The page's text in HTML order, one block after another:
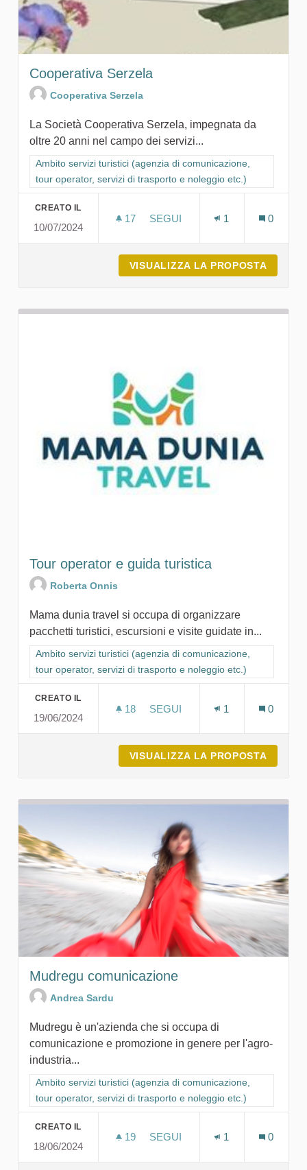
Cooperativa Serzela
Cooperativa Serzela
La Società Cooperativa Serzela, impegnata da
oltre 20 anni nel campo dei servizi...
Filtra i risultati per categoria: Ambito servizi turistici (agenzia
Ambito servizi turistici (agenzia di comunicazione,
tour operator, servizi di trasporto e noleggio etc.)
CREATO IL
10/07/2024
17 17 SOSTENITORI
SEGUI
1 0
VISUALIZZA LA PROPOSTA
Tour operator e guida turistica
Roberta Onnis
Mama dunia travel si occupa di organizzare
pacchetti turistici, escursioni e visite guidate in...
Filtra i risultati per categoria: Ambito servizi turistici (agenzia
Ambito servizi turistici (agenzia di comunicazione,
tour operator, servizi di trasporto e noleggio etc.)
CREATO IL
19/06/2024
18 18 SOSTENITORI
SEGUI
1 0
VISUALIZZA LA PROPOSTA
Mudregu comunicazione
Andrea Sardu
Mudregu è un'azienda che si occupa di
comunicazione e promozione in genere per l'agro-
industria...
Filtra i risultati per categoria: Ambito servizi turistici (agenzia
Ambito servizi turistici (agenzia di comunicazione,
tour operator, servizi di trasporto e noleggio etc.)
CREATO IL
18/06/2024
19 19 SOSTENITORI
SEGUI
1 0